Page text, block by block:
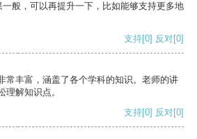
般，可以再提升一下，比如能够支持更多地
支持[0] 反对[0]
常丰富，涵盖了各个学科的知识。老师的讲
理解知识点。
支持[0] 反对[0]